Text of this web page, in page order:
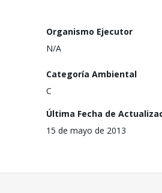
Organismo Ejecutor
N/A
Categoría Ambiental
C
Última Fecha de
15 de mayo de 2013